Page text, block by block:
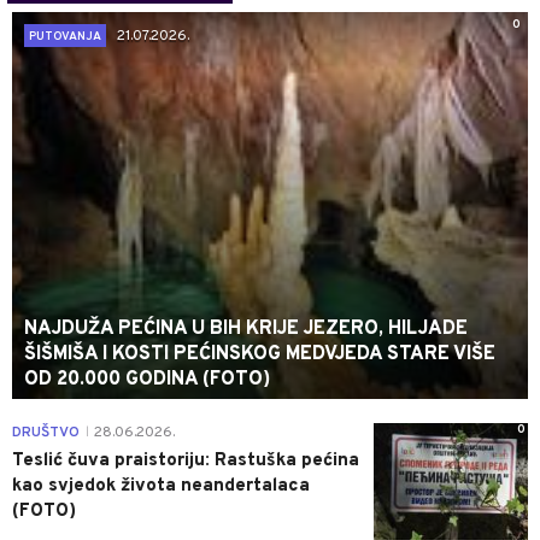
0
PUTOVANJA
21.07.2026.
NAJDUŽA PEĆINA U BIH KRIJE JEZERO, HILJADE
ŠIŠMIŠA I KOSTI PEĆINSKOG MEDVJEDA STARE VIŠE
OD 20.000 GODINA (FOTO)
0
DRUŠTVO 28.06.2026.
Teslić čuva praistoriju: Rastuška pećina
kao svjedok života neandertalaca
(FOTO)